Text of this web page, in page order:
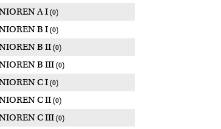
A I (0)
B I (0)
B II (0)
B III (0)
C I (0)
C II (0)
C III (0)